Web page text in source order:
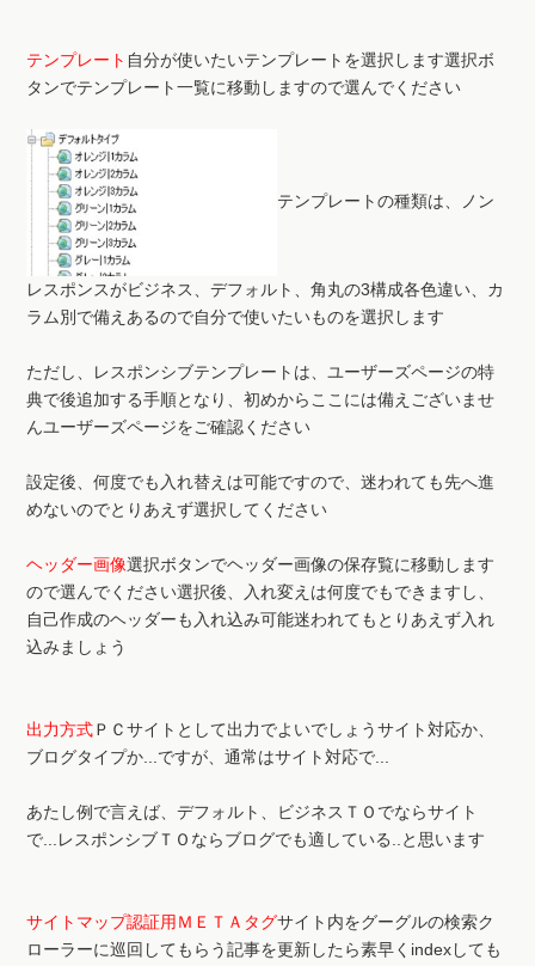
テンプレート 自分が使いたいテンプレートを選択します選択ボ
タンでテンプレート一覧に移動しますので選んでください
テンプレートの種類は、ノン
レスポンスがビジネス、デフォルト、角丸の3構成各色違い、カ
ラム別で備えあるので自分で使いたいものを選択します
ただし、レスポンシブテンプレートは、ユーザーズページの特
典で後追加する手順となり、初めからここには備えございませ
んユーザーズページをご確認ください
設定後、何度でも入れ替えは可能ですので、迷われても先へ進
めないのでとりあえず選択してください
ヘッダー画像選択ボタンでヘッダー画像の保存覧に移動します
ので選んでください選択後、入れ変えは何度でもできますし、
自己作成のヘッダーも入れ込み可能迷われてもとりあえず入れ
込みましょう
出力方式ＰＣサイトとして出力でよいでしょうサイト対応か、
ブログタイプか...ですが、通常はサイト対応で...
あたし例で言えば、デフォルト、ビジネスＴＯでならサイト
で...レスポンシブＴＯならブログでも適している..と思います
サイトマップ認証用ＭＥＴＡタグサイト内をグーグルの検索ク
ローラーに巡回してもらう記事を更新したら素早くindexしても